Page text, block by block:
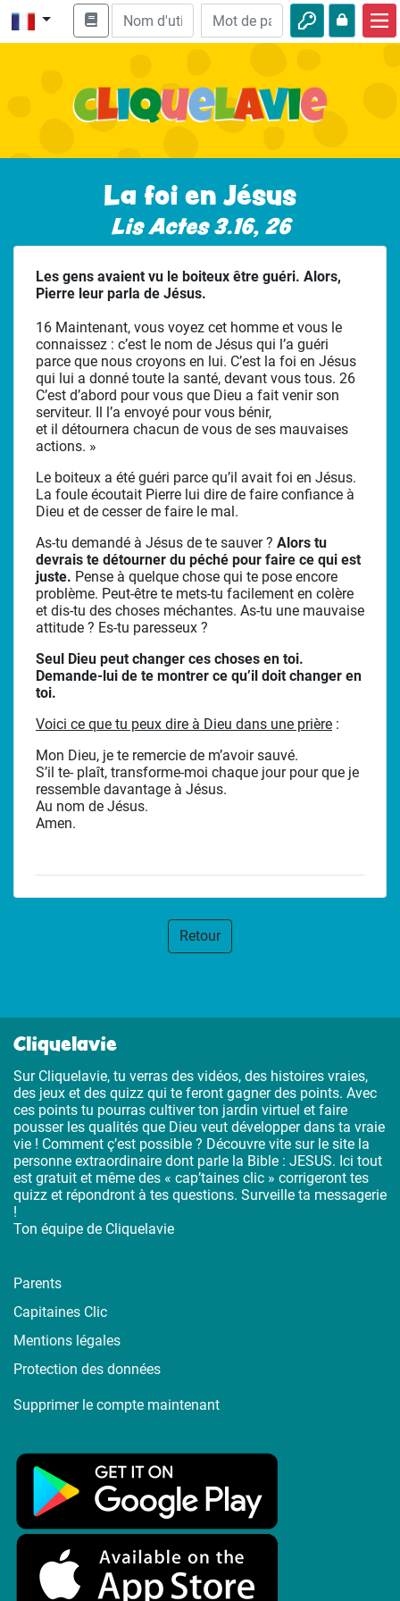
Enseignement biblique
Nature
Aventures
Loisirs
La foi en Jésus
Lis Actes 3.16, 26
Les gens avaient vu le boiteux être guéri. Alors,
Pierre leur parla de Jésus.
16 Maintenant, vous voyez cet homme et vous le
connaissez : c’est le nom de Jésus qui l’a guéri
parce que nous croyons en lui. C’est la foi en Jésus
qui lui a donné toute la santé, devant vous tous. 26
C’est d’abord pour vous que Dieu a fait venir son
serviteur. Il l’a envoyé pour vous bénir,
et il détournera chacun de vous de ses mauvaises
actions. »
Le boiteux a été guéri parce qu’il avait foi en Jésus.
La foule écoutait Pierre lui dire de faire confiance à
Dieu et de cesser de faire le mal.
As-tu demandé à Jésus de te sauver ? Alors tu
devrais te détourner du péché pour faire ce qui est
juste. Pense à quelque chose qui te pose encore
problème. Peut-être te mets-tu facilement en colère
et dis-tu des choses méchantes. As-tu une mauvaise
attitude ? Es-tu paresseux ?
Seul Dieu peut changer ces choses en toi.
Demande-lui de te montrer ce qu’il doit changer en
toi.
Voici ce que tu peux dire à Dieu dans une prière :
Mon Dieu, je te remercie de m’avoir sauvé.
S’il te- plaît, transforme-moi chaque jour pour que je
ressemble davantage à Jésus.
Au nom de Jésus.
Amen.
Retour
Cliquelavie
Sur Cliquelavie, tu verras des vidéos, des histoires vraies,
des jeux et des quizz qui te feront gagner des points. Avec
ces points tu pourras cultiver ton jardin virtuel et faire
pousser les qualités que Dieu veut développer dans ta vraie
vie ! Comment ç’est possible ? Découvre vite sur le site la
personne extraordinaire dont parle la Bible : JESUS. Ici tout
est gratuit et même des « cap’taines clic » corrigeront tes
quizz et répondront à tes questions. Surveille ta messagerie
!
Ton équipe de Cliquelavie
Parents
Capitaines Clic
Mentions légales
Protection des données
Supprimer le compte maintenant